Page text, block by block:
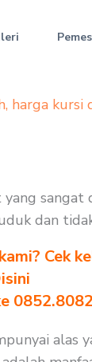
, harga kursi
dan
Cek
alas